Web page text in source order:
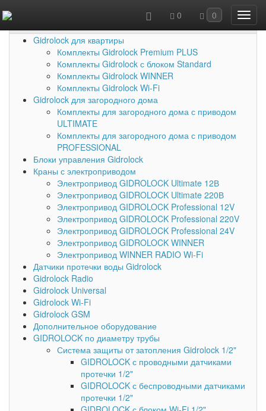
0
0
Gidrolock для квартиры
Комплекты Gidrolock Premium PLUS
Комплекты Gidrolock с блоком Standard
Комплекты Gidrolock WINNER
Комплекты Gidrolock Wi-Fi
Gidrolock для загородного дома
Комплекты для загородного дома с приводом
ULTIMATE
Комплекты для загородного дома с приводом
PROFESSIONAL
Блоки управления Gidrolock
Краны с электроприводом
Электропривод GIDROLOCK Ultimate 12В
Электропривод GIDROLOCK Ultimate 220В
Электропривод GIDROLOCK Professional 12V
Электропривод GIDROLOCK Professional 220V
Электропривод GIDROLOCK Professional 24V
Электропривод GIDROLOCK WINNER
Электропривод WINNER RADIO Wi-Fi
Датчики протечки воды Gidrolock
Gidrolock Radio
Gidrolock Universal
Gidrolock Wi-Fi
Gidrolock GSM
Дополнительное оборудование
GIDROLOCK по диаметру трубы
Система защиты от затопления Gidrolock 1/2"
GIDROLOCK с проводными датчиками
протечки 1/2"
GIDROLOCK с беспроводными датчиками
протечки 1/2"